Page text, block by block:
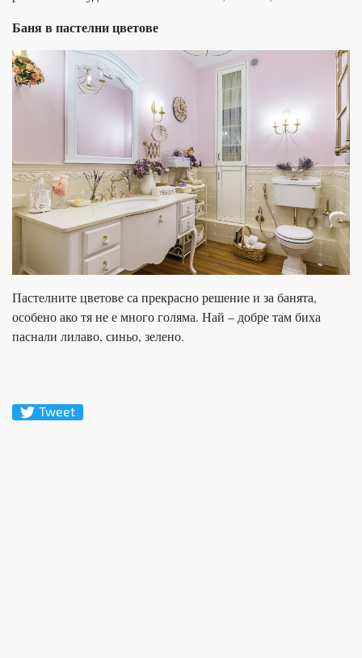
Баня в пастелни цветове
Пастелните цветове са прекрасно решение и за банята,
особено ако тя не е много голяма. Най – добре там биха
паснали лилаво, синьо, зелено.
Tweet